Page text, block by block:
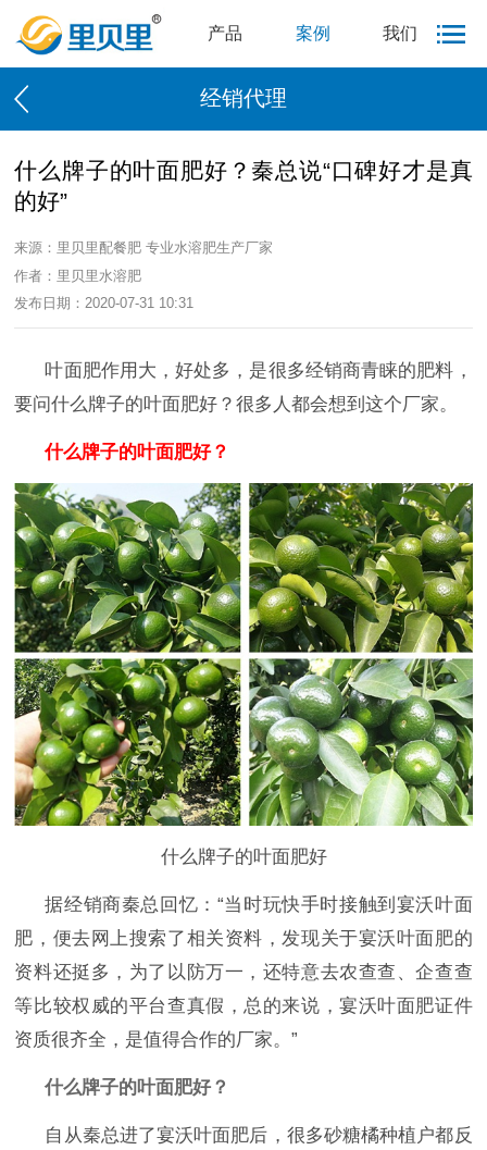
产品 案例 我们
经销代理
什么牌子的叶面肥好？秦总说“口碑好才是真
的好”
来源：里贝里配餐肥 专业水溶肥生产厂家
作者：里贝里水溶肥
发布日期：2020-07-31 10:31
叶面肥作用大，好处多，是很多经销商青睐的肥料，
要问什么牌子的叶面肥好？很多人都会想到这个厂家。
什么牌子的叶面肥好？
什么牌子的叶面肥好
据经销商秦总回忆： “当时玩快手时接触到宴沃叶面
肥，便去网上搜索了相关资料，发现关于宴沃叶面肥的
资料还挺多，为了以防万一，还特意去农查查、企查查
等比较权威的平台查真假，总的来说，宴沃叶面肥证件
资质很齐全，是值得合作的厂家。”
什么牌子的叶面肥好？
自从秦总进了宴沃叶面肥后，很多砂糖橘种植户都反